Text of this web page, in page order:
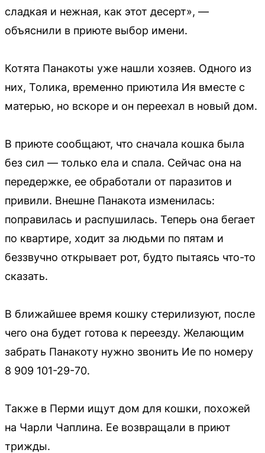
сладкая и нежная, как этот десерт», —
объяснили в приюте выбор имени.
Котята Панакоты уже нашли хозяев. Одного из
них, Толика, временно приютила Ия вместе с
матерью, но вскоре и он переехал в новый дом.
В приюте сообщают, что сначала кошка была
без сил — только ела и спала. Сейчас она на
передержке, ее обработали от паразитов и
привили. Внешне Панакота изменилась:
поправилась и распушилась. Теперь она бегает
по квартире, ходит за людьми по пятам и
беззвучно открывает рот, будто пытаясь что-то
сказать.
В ближайшее время кошку стерилизуют, после
чего она будет готова к переезду. Желающим
забрать Панакоту нужно звонить Ие по номеру
8 909 101-29-70.
Также в Перми ищут дом для кошки, похожей
на Чарли Чаплина. Ее возвращали в приют
трижды.